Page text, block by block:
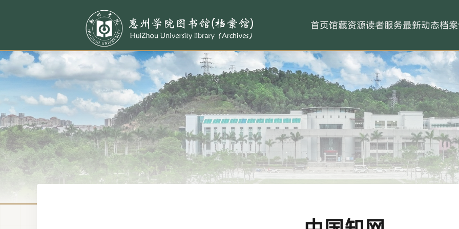
首页馆藏资源读者服务最新动态档